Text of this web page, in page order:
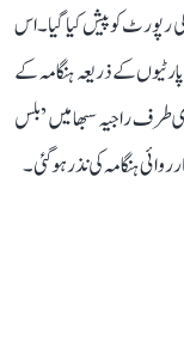
پر سلیکٹ کمیٹی کی رپورٹ کو پیش کیا گیا۔ اس
کے ذریعہ ہنگامہ کے
دوسری طرف راجیہ سبھا میں ’بلس